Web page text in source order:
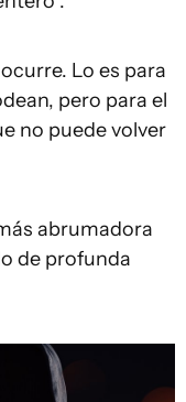
Lo es para
pero para el
no puede volver
abrumadora
de profunda